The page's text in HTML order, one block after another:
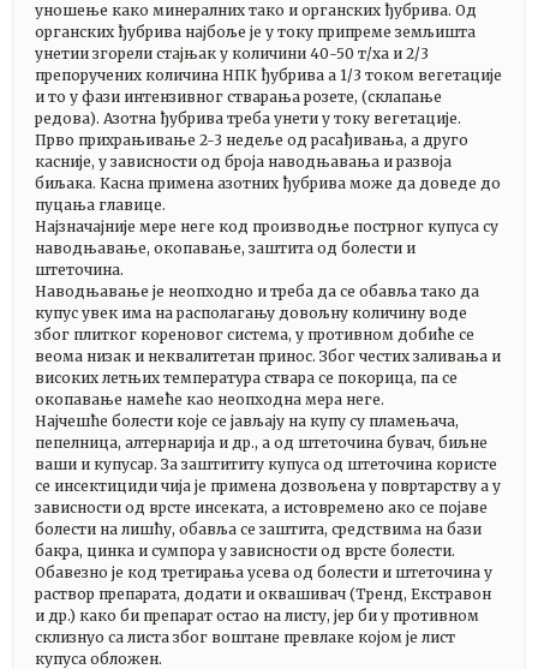
уношење како минералних тако и органских ђубрива. Од
органских ђубрива најбоље је у току припреме земљишта
унетии згорели стајњак у количини 40-50 т/ха и 2/3
препоручених количина НПК ђубрива а 1/3 током вегетације
и то у фази интензивног стварања розете, (склапање
редова). Азотна ђубрива треба унети у току вегетације.
Прво прихрањивање 2-3 недеље од расађивања, а друго
касније, у зависности од броја наводњавања и развоја
биљака. Касна примена азотних ђубрива може да доведе до
пуцања главице.
Најзначајније мере неге код производње пострног купуса су
наводњавање, окопавање, заштита од болести и
штеточина.
Наводњавање је неопходно и треба да се обавља тако да
купус увек има на располагању довољну количину воде
због плитког кореновог система, у противном добиће се
веома низак и неквалитетан принос. Због честих заливања и
високих летњих температура ствара се покорица, па се
окопавање намеће као неопходна мера неге.
Најчешће болести које се јављају на купу су пламењача,
пепелница, алтернарија и др., а од штеточина бувач, биљне
ваши и купусар. За заштититу купуса од штеточина користе
се инсектициди чија је примена дозвољена у повртарству а у
зависности од врсте инсеката, а истовремено ако се појаве
болести на лишћу, обавља се заштита, средствима на бази
бакра, цинка и сумпора у зависности од врсте болести.
Обавезно је код третирања усева од болести и штеточина у
раствор препарата, додати и оквашивач (Тренд, Екстравон
и др.) како би препарат остао на листу, јер би у противном
склизнуо са листа због воштане превлаке којом је лист
купуса обложен.